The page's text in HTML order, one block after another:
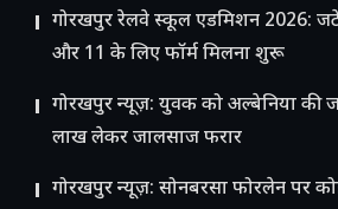
गोरखपुर रेलवे स्कूल एडमिशन 2026:
और 11 के लिए फॉर्म मिलना शुरू
गोरखपुर न्यूज़: युवक को अल्बेनिया की
लाख लेकर जालसाज फरार
गोरखपुर न्यूज़: सोनबरसा फोरलेन पर